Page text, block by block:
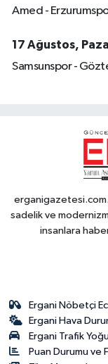
Amed -
17 Ağustos,
Samsunspor -
sadelik ve
insanlara
Ergani Nöbetçi
Ergani Hava
Ergani Trafik
Puan Durumu ve